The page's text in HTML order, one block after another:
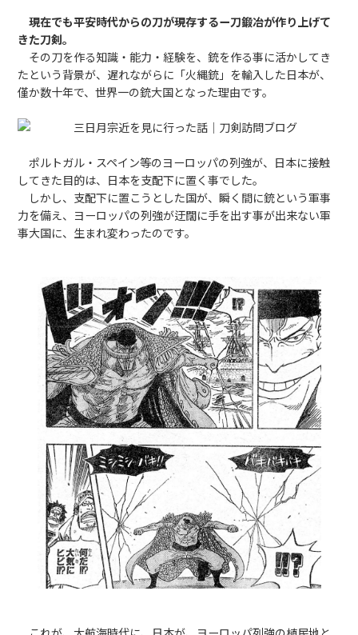
現在でも平安時代からの刀が現存するー刀鍛冶が作り上げて
きた刀剣。
その刀を作る知識・能力・経験を、銃を作る事に活かしてき
たという背景が、遅れながらに「火縄銃」を輸入した日本が、
僅か数十年で、世界一の銃大国となった理由です。
ポルトガル・スペイン等のヨーロッパの列強が、日本に接触
してきた目的は、日本を支配下に置く事でした。
しかし、支配下に置こうとした国が、瞬く間に銃という軍事
力を備え、ヨーロッパの列強が迂闊に手を出す事が出来ない軍
事大国に、生まれ変わったのです。